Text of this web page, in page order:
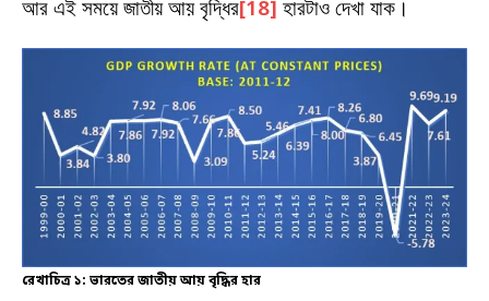
আর এই সময়ে জাতীয় আয় বৃদ্ধির[18] হারটাও দেখা যাক।
রেখাচিত্র ১: ভারতের জাতীয় আয় বৃদ্ধির হার